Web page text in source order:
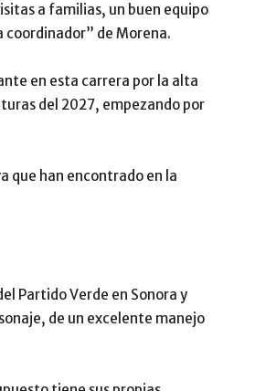
a familias, un buen equipo
coordinador” de Morena.
en esta carrera por la alta
del 2027, empezando por
que han encontrado en la
Partido Verde en Sonora y
de un excelente manejo